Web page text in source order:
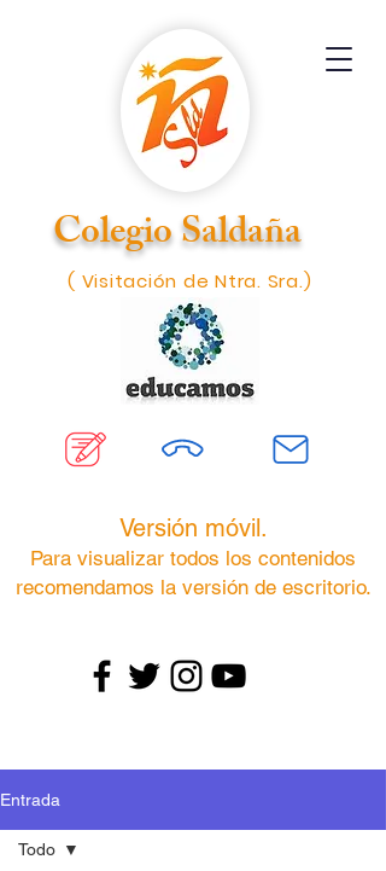
Colegio Saldaña
( Visitación de Ntra. Sra.)
Versión móvil.
Para visualizar todos los contenidos
recomendamos la versión de escritorio.
Entrada
Todo